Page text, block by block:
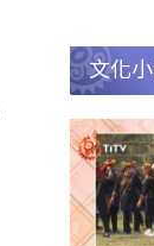
文化